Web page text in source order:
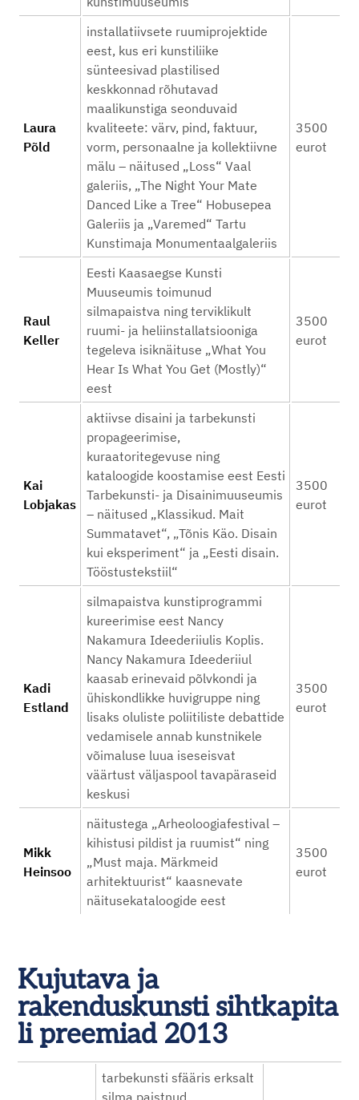
Laura
Põld
installatiivsete ruumiprojektide
eest, kus eri kunstiliike
sünteesivad plastilised
keskkonnad rõhutavad
maalikunstiga seonduvaid
kvaliteete: värv, pind, faktuur,
vorm, personaalne ja kollektiivne
mälu – näitused „Loss“ Vaal
galeriis, „The Night Your Mate
Danced Like a Tree“ Hobusepea
Galeriis ja „Varemed“ Tartu
Kunstimaja Monumentaalgaleriis
3500
eurot
Raul
Keller
Eesti Kaasaegse Kunsti
Muuseumis toimunud
silmapaistva ning terviklikult
ruumi- ja heliinstallatsiooniga
tegeleva isiknäituse „What You
Hear Is What You Get (Mostly)“
eest
3500
eurot
Kai
Lobjakas
aktiivse disaini ja tarbekunsti
propageerimise,
kuraatoritegevuse ning
kataloogide koostamise eest Eesti
Tarbekunsti- ja Disainimuuseumis
– näitused „Klassikud. Mait
Summatavet“, „Tõnis Käo. Disain
kui eksperiment“ ja „Eesti disain.
Tööstustekstiil“
3500
eurot
Kadi
Estland
silmapaistva kunstiprogrammi
kureerimise eest Nancy
Nakamura Ideederiiulis Koplis.
Nancy Nakamura Ideederiiul
kaasab erinevaid põlvkondi ja
ühiskondlikke huvigruppe ning
lisaks oluliste poliitiliste debattide
vedamisele annab kunstnikele
võimaluse luua iseseisvat
väärtust väljaspool tavapäraseid
keskusi
3500
eurot
Mikk
Heinsoo
näitustega „Arheoloogiafestival –
kihistusi pildist ja ruumist“ ning
„Must maja. Märkmeid
arhitektuurist“ kaasnevate
näitusekataloogide eest
3500
eurot
Kujutava ja
rakenduskunsti sihtkapita
li preemiad 2013
tarbekunsti sfääris erksalt
silma paistnud